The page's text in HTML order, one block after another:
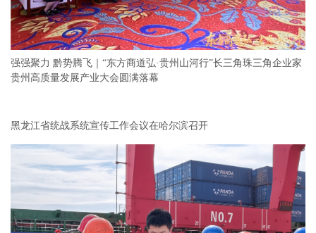
强强聚力 黔势腾飞｜“东方商道弘·贵州山河行”长三角珠三角企业家
贵州高质量发展产业大会圆满落幕
黑龙江省统战系统宣传工作会议在哈尔滨召开